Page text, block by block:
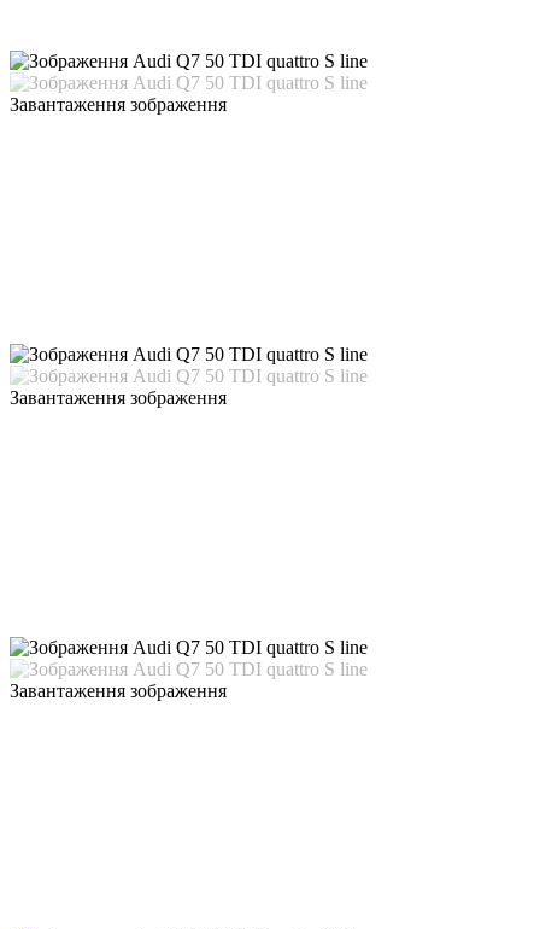
Завантаження зображення
Завантаження зображення
Завантаження зображення